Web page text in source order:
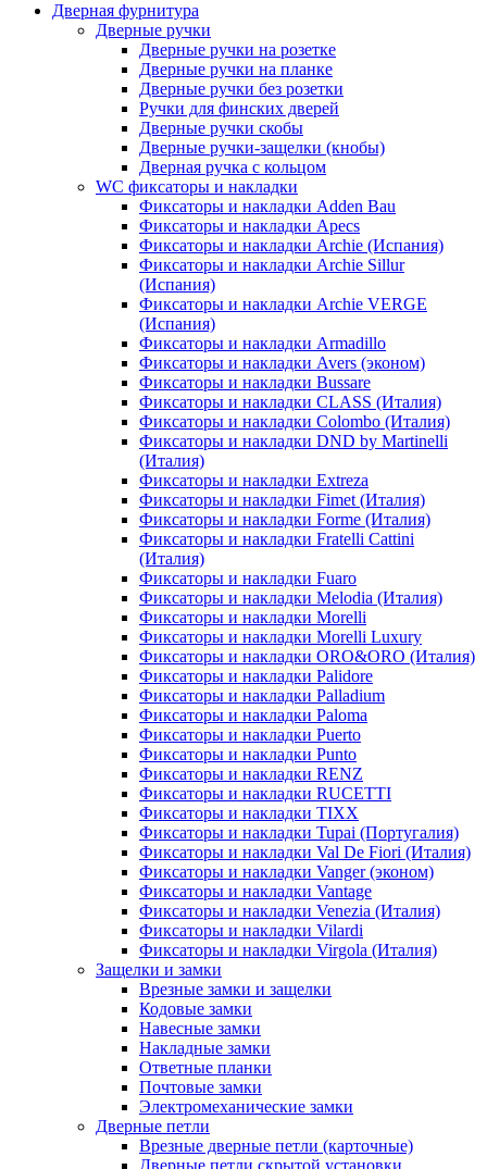
Дверная фурнитура
Дверные ручки
Дверные ручки на розетке
Дверные ручки на планке
Дверные ручки без розетки
Ручки для финских дверей
Дверные ручки скобы
Дверные ручки-защелки (кнобы)
Дверная ручка с кольцом
WC фиксаторы и накладки
Фиксаторы и накладки Adden Bau
Фиксаторы и накладки Apecs
Фиксаторы и накладки Archie (Испания)
Фиксаторы и накладки Archie Sillur
(Испания)
Фиксаторы и накладки Archie VERGE
(Испания)
Фиксаторы и накладки Armadillo
Фиксаторы и накладки Avers (эконом)
Фиксаторы и накладки Bussare
Фиксаторы и накладки CLASS (Италия)
Фиксаторы и накладки Colombo (Италия)
Фиксаторы и накладки DND by Martinelli
(Италия)
Фиксаторы и накладки Extreza
Фиксаторы и накладки Fimet (Италия)
Фиксаторы и накладки Forme (Италия)
Фиксаторы и накладки Fratelli Cattini
(Италия)
Фиксаторы и накладки Fuaro
Фиксаторы и накладки Melodia (Италия)
Фиксаторы и накладки Morelli
Фиксаторы и накладки Morelli Luxury
Фиксаторы и накладки ORO&ORO (Италия)
Фиксаторы и накладки Palidore
Фиксаторы и накладки Palladium
Фиксаторы и накладки Paloma
Фиксаторы и накладки Puerto
Фиксаторы и накладки Punto
Фиксаторы и накладки RENZ
Фиксаторы и накладки RUCETTI
Фиксаторы и накладки TIXX
Фиксаторы и накладки Tupai (Португалия)
Фиксаторы и накладки Val De Fiori (Италия)
Фиксаторы и накладки Vanger (эконом)
Фиксаторы и накладки Vantage
Фиксаторы и накладки Venezia (Италия)
Фиксаторы и накладки Vilardi
Фиксаторы и накладки Virgola (Италия)
Защелки и замки
Врезные замки и защелки
Кодовые замки
Навесные замки
Накладные замки
Ответные планки
Почтовые замки
Электромеханические замки
Дверные петли
Врезные дверные петли (карточные)
Дверные петли скрытой установки